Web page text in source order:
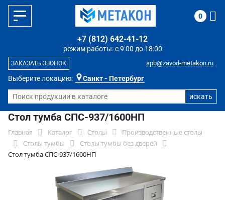
Выберите локацию: Санкт - Петербург
режим работы: с 9:00 до 18:00
+7 (812) 642-41-12
spb@zavod-metakon.ru
ЗАКАЗАТЬ ЗВОНОК
0
Стол тумба СПС-937/1600НП
Главная Каталог Столы
Производственные столы
Столы тумбы
Столы тумбы без дверей
Стол тумба СПС-937/1600НП